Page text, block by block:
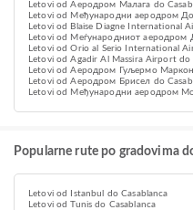
Letovi od Аеродром Малага do
Letovi od Међународни аеродром
Letovi od Blaise Diagne International
Letovi od Меѓународниот аеродром
Letovi od Orio al Serio International
Letovi od Agadir Al Massira Airport do
Letovi od Аеродром Гуљермо
Letovi od Аеродром Брисел do
Letovi od Међународни аеродром
Popularne rute po gradovima
Letovi od Istanbul do Casablanca
Letovi od Tunis do Casablanca